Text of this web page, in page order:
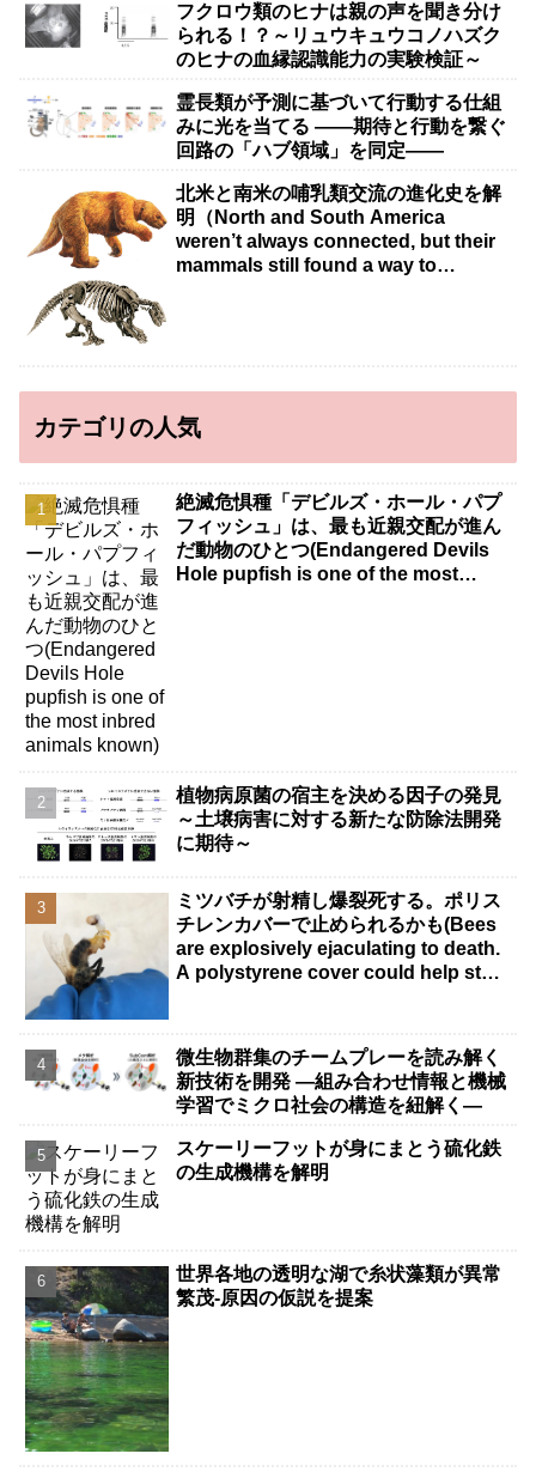
フクロウ類のヒナは親の声を聞き分け
られる！？～リュウキュウコノハズク
のヒナの血縁認識能力の実験検証～
霊長類が予測に基づいて行動する仕組
みに光を当てる ――期待と行動を繋ぐ
回路の「ハブ領域」を同定――
北米と南米の哺乳類交流の進化史を解
明（North and South America
weren’t always connected, but their
mammals still found a way to
カテゴリの人気
絶滅危惧種「デビルズ・ホール・パプ
フィッシュ」は、最も近親交配が進ん
だ動物のひとつ(Endangered Devils
Hole pupfish is one of the most
植物病原菌の宿主を決める因子の発見
～土壌病害に対する新たな防除法開発
に期待～
ミツバチが射精し爆裂死する。ポリス
チレンカバーで止められるかも(Bees
are explosively ejaculating to death.
A polystyrene cover could help stop
微生物群集のチームプレーを読み解く
新技術を開発 ―組み合わせ情報と機械
学習でミクロ社会の構造を紐解く―
スケーリーフットが身にまとう硫化鉄
の生成機構を解明
世界各地の透明な湖で糸状藻類が異常
繁茂-原因の仮説を提案